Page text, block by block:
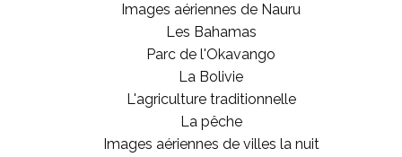
Images aériennes de Nauru
Les Bahamas
Parc de l'Okavango
La Bolivie
L'agriculture traditionnelle
La pêche
Images aériennes de villes la nuit